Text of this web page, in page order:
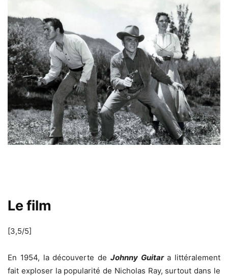
Le film
[3,5/5]
En 1954, la découverte de Johnny Guitara littéralement
fait exploser la popularité de Nicholas Ray, surtout dans le